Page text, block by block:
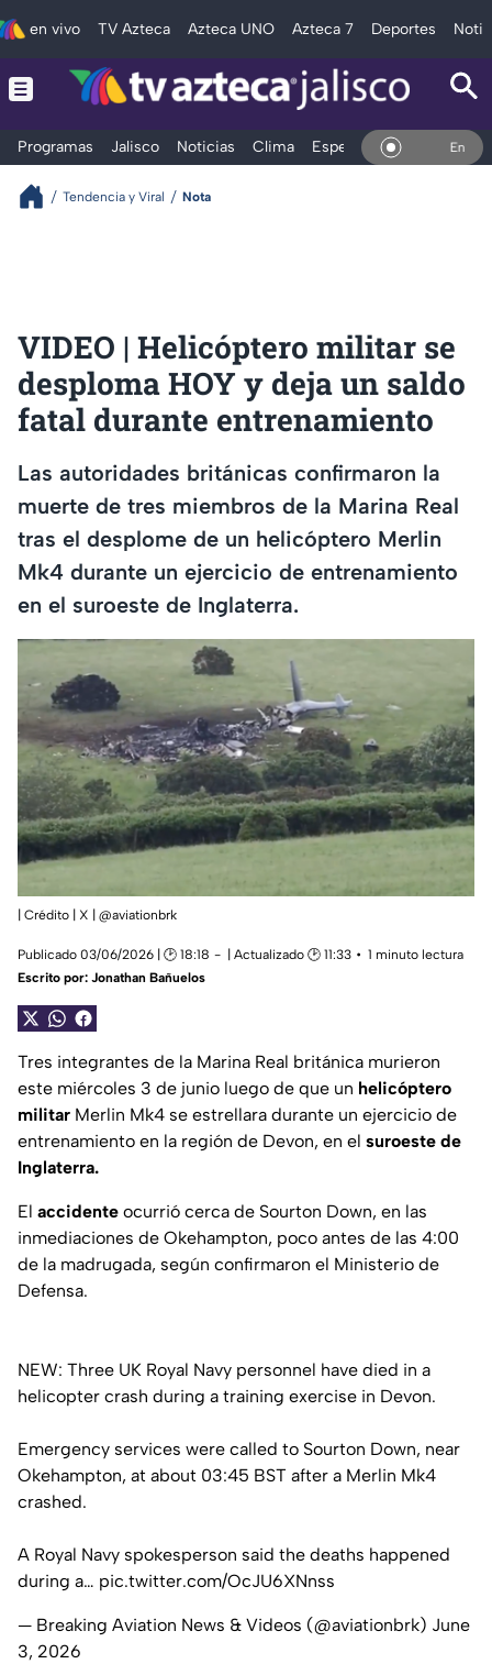
en vivo TV Azteca Azteca UNO Azteca 7 Deportes
Programas Jalisco Noticias Clima Espectáculos Deportes
En Vivo
Tendencia y Viral Nota
VIDEO | Helicóptero militar se
desploma HOY y deja un saldo
fatal durante entrenamiento
Las autoridades británicas confirmaron la
muerte de tres miembros de la Marina Real
tras el desplome de un helicóptero Merlin
Mk4 durante un ejercicio de entrenamiento
en el suroeste de Inglaterra.
| Crédito | X | @aviationbrk
Publicado 03/06/2026 | 🕑 18:18 | Actualizado 🕑 11:33
1 minuto lectura
Escrito por: Jonathan Bañuelos
Tres integrantes de la Marina Real británica murieron
este miércoles 3 de junio luego de que un helicóptero
militar Merlin Mk4 se estrellara durante un ejercicio de
entrenamiento en la región de Devon, en el suroeste de
Inglaterra.
El accidente ocurrió cerca de Sourton Down, en las
inmediaciones de Okehampton, poco antes de las 4:00
de la madrugada, según confirmaron el Ministerio de
Defensa.
NEW: Three UK Royal Navy personnel have died in a
helicopter crash during a training exercise in Devon.
Emergency services were called to Sourton Down, near
Okehampton, at about 03:45 BST after a Merlin Mk4
crashed.
A Royal Navy spokesperson said the deaths happened
during a… pic.twitter.com/OcJU6XNnss
— Breaking Aviation News & Videos (@aviationbrk) June
3, 2026